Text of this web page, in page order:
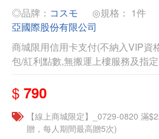
◎品牌： コスモ ◎規格： 1件
亞國際股份有限公司
商城限用信用卡支付(不納入VIP資
包/紅利點數,無搬運上樓服務及指
$ 790
【線上商城限定】_0729-0820 滿
贈，每人期間最高贈5次)